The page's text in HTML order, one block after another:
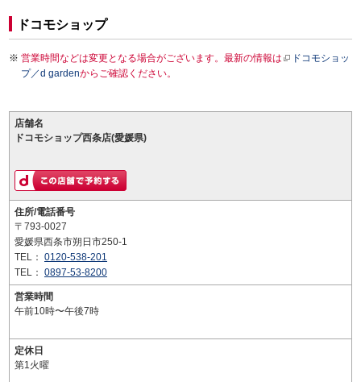
ドコモショップ
営業時間などは変更となる場合がございます。最新の情報は
ドコモショッ
プ／d gardenからご確認ください。
店舗名
ドコモショップ西条店(愛媛県)
住所/電話番号
〒793-0027
愛媛県西条市朔日市250-1
TEL： 0120-538-201
TEL： 0897-53-8200
営業時間
午前10時〜午後7時
定休日
第1火曜